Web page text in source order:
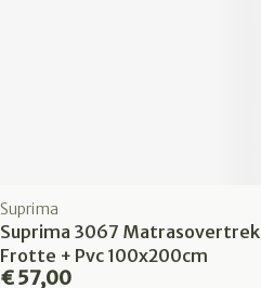
Suprima
Suprima 3067 Matrasovertrek
Frotte + Pvc 100x200cm
€ 57,00